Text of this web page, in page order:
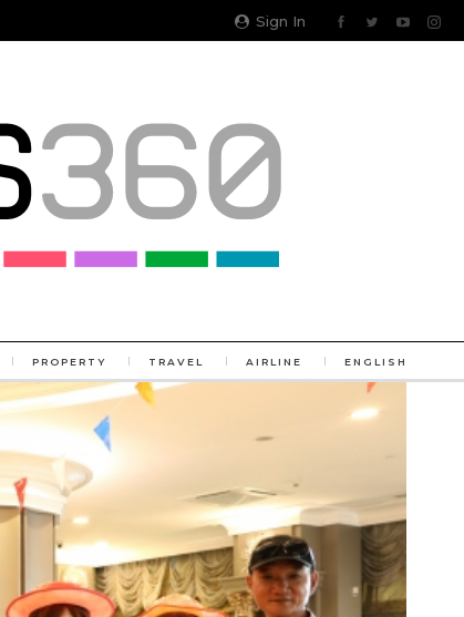
Sign In
PROPERTY TRAVEL AIRLINE ENGLISH